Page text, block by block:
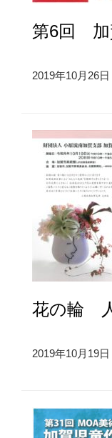
第6回 加
2019年10月26
花の輪
2019年10月19